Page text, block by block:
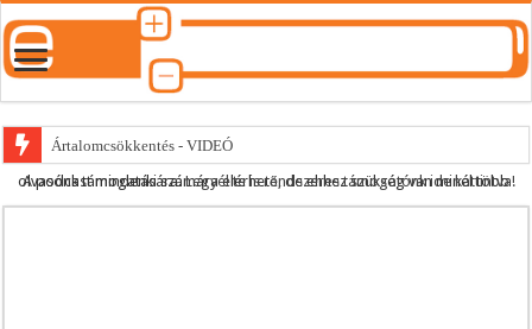
Ártalomcsökkentés - VIDEÓ
E-cigi használati szokások 2.0
A podcast mindenki számára elérhető, de ehhez szükség van minél több olvasónk támogatására.Legyél te is rendszeres támogatónk ide kattintva!